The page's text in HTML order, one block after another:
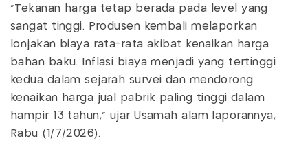
“Tekanan harga tetap berada pada level yang
sangat tinggi. Produsen kembali melaporkan
lonjakan biaya rata-rata akibat kenaikan harga
bahan baku. Inflasi biaya menjadi yang tertinggi
kedua dalam sejarah survei dan mendorong
kenaikan harga jual pabrik paling tinggi dalam
hampir 13 tahun,” ujar Usamah alam laporannya,
Rabu (1/7/2026).